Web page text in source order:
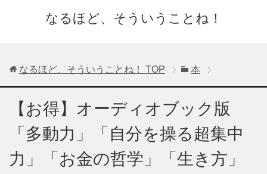
なるほど、そういうことね！
なるほど、そういうことね！ TOP 本
【お得】オーディオブック版
「多動力」「自分を操る超集中
力」「お金の哲学」「生き方」